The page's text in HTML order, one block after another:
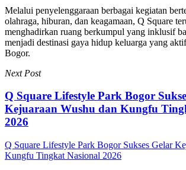
Melalui penyelenggaraan berbagai kegiatan
olahraga, hiburan, dan keagamaan, Q Square
menghadirkan ruang berkumpul yang inklusif
menjadi destinasi gaya hidup keluarga yang
Bogor.
Next Post
Q Square Lifestyle Park Bogor
Kejuaraan Wushu dan Kungfu
2026
Q Square Lifestyle Park Bogor Sukses Gelar
Kungfu Tingkat Nasional 2026